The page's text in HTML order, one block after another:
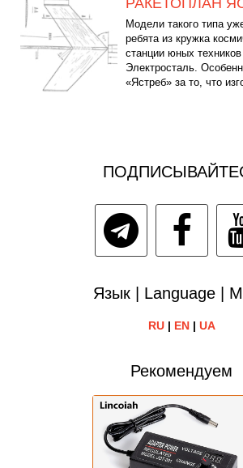
Модели такого типа
ребята из кружка
станции юных
Электросталь.
«Ястреб» за то, что
Язык | Language |
RU| EN| UA
Рекомендуем